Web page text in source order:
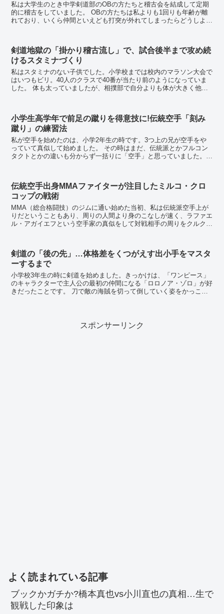
私は大学生のとき中学剣道部のOBの方たちと稽古会を結成して定期
的に稽古をしていました。 OBの方たちは私よりも1回りも年齢が離
れており、いくら仲間といえども打突が外れてしまったらどうしよう
剣道地獄の「掛かり稽古流し」で、試合後半まで攻め続
けるスタミナづくり
私はスタミナのない子供でした。小学校までは校内のマラソン大会で
はいつもビリ。40人のクラスで40番が当たり前のようになっていま
した。 体も太っていましたが、相撲部で自分よりも体が大きく他の
小学生高学年で前足の蹴りを得意技に!伝統空手「刻み
蹴り」の練習法
私が空手を始めたのは、小学2年生の時です。3つ上の兄が空手をや
っていて真似して始めました。 その時はまだ、伝統派とかフルコン
タクトとかの違いも分からず一括りに「空手」と思っていました。
伝統空手出身MMAファイターが注目したミルコ・クロ
コップの戦術
MMA（総合格闘技）のジムに通い始めた当初、私は伝統派空手上が
りだということもあり、周りの人間より身のこなしが速く、ラファエ
ル・アガイエフという空手家の真似をして対戦相手の周りをクルクル
剣道の「後の先」…体格差をくつがえす出小手をマスタ
ーするまで
小学校3年生の時に剣道を始めました。きっかけは、「ワンピース」
のキャラクターで主人公の最初の仲間になる「ロロノア・ゾロ」が好
きだったことです。 刀で敵の海賊を切って倒していく姿をかっこい
スポンサーリンク
よく読まれている記事
ブックかガチか?橋本真也vs小川直也の真相…生で
観戦した印象は